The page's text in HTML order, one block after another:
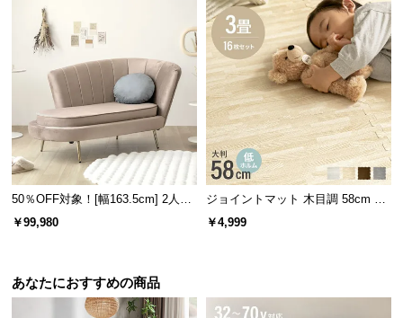
50％OFF対象！[幅163.5cm] 2人掛
けソファ
￥99,980
ジョイントマット 木目調 58cm 厚
さ1cm 16枚セット 3畳
￥4,999
あなたにおすすめの商品